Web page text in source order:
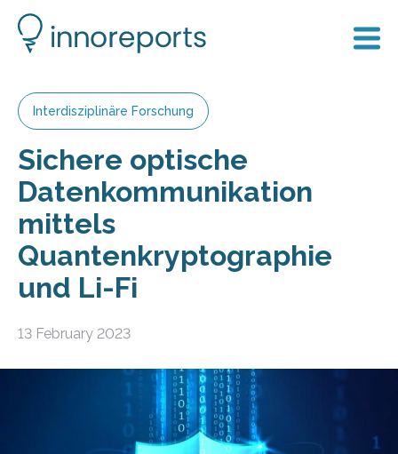
Interdisziplinäre Forschung
Sichere optische
Datenkommunikation
mittels
Quantenkryptographie
und Li-Fi
13 February 2023